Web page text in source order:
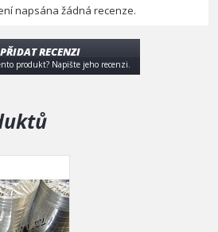
napsána žádná recenze.
PŘIDAT RECENZI
produkt? Napište jeho recenzi.